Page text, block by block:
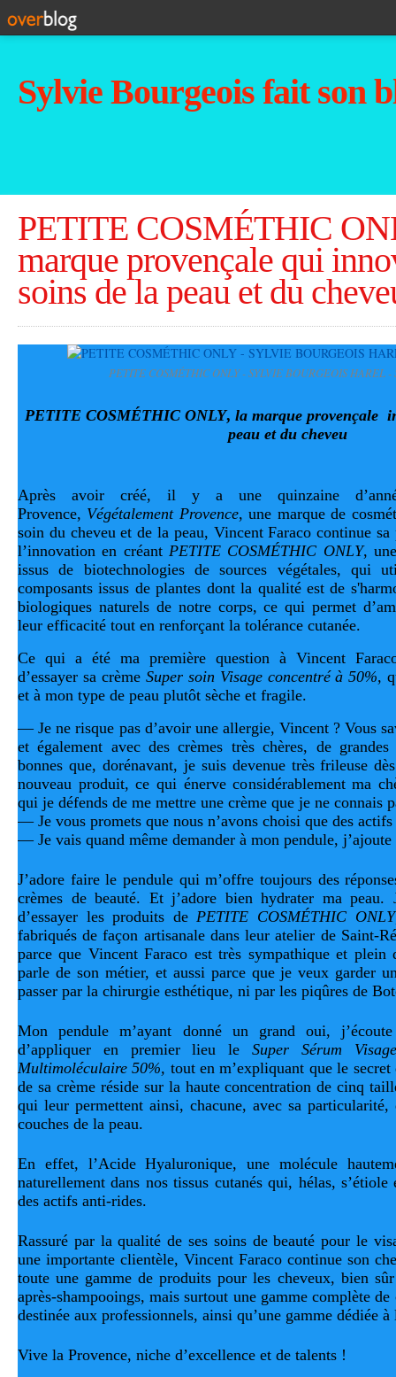
Sylvie Bourgeois fait son
PETITE COSMÉTHIC
marque provençale qui
soins de la peau et du
PETITE COSMÉTHIC ONLY - SYLVIE BOURGEOIS HAREL -
PETITE COSMÉTHIC ONLY, la marque provençale
peau et du cheveu
Après avoir créé, il y a une quinzaine
Provence, Végétalement Provence, une marque de
soin du cheveu et de la peau, Vincent Faraco continue sa
l’innovation en créant PETITE COSMÉTHIC ONLY,
issus de biotechnologies de sources végétales, qui
composants issus de plantes dont la qualité est de
biologiques naturels de notre corps, ce qui permet
leur efficacité tout en renforçant la tolérance cutanée.
Ce qui a été ma première question à Vincent
d’essayer sa crème Super soin Visage concentré à 50%,
et à mon type de peau plutôt sèche et fragile.
— Je ne risque pas d’avoir une allergie, Vincent ? Vous
et également avec des crèmes très chères, de
bonnes que, dorénavant, je suis devenue très frileuse
nouveau produit, ce qui énerve considérablement ma
qui je défends de me mettre une crème que je ne connais
— Je vous promets que nous n’avons choisi que des
— Je vais quand même demander à mon pendule,
J’adore faire le pendule qui m’offre toujours des
crèmes de beauté. Et j’adore bien hydrater ma peau.
d’essayer les produits de PETITE COSMÉTHIC ONLY
fabriqués de façon artisanale dans leur atelier de Saint-
parce que Vincent Faraco est très sympathique et plein
parle de son métier, et aussi parce que je veux garder
passer par la chirurgie esthétique, ni par les piqûres de
Mon pendule m’ayant donné un grand oui,
d’appliquer en premier lieu le
Super Sérum Visage
Multimoléculaire 50%, tout en m’expliquant que le
de sa crème réside sur la haute concentration de cinq
qui leur permettent ainsi, chacune, avec sa particularité,
couches de la peau.
En effet, l’Acide Hyaluronique, une molécule
naturellement dans nos tissus cutanés qui, hélas,
des actifs anti-rides.
Rassuré par la qualité de ses soins de beauté pour le
une importante clientèle, Vincent Faraco continue son
toute une gamme de produits pour les cheveux, bien
après-shampooings, mais surtout une gamme complète
destinée aux professionnels, ainsi qu’une gamme dédiée
Vive la Provence, niche d’excellence et de talents !